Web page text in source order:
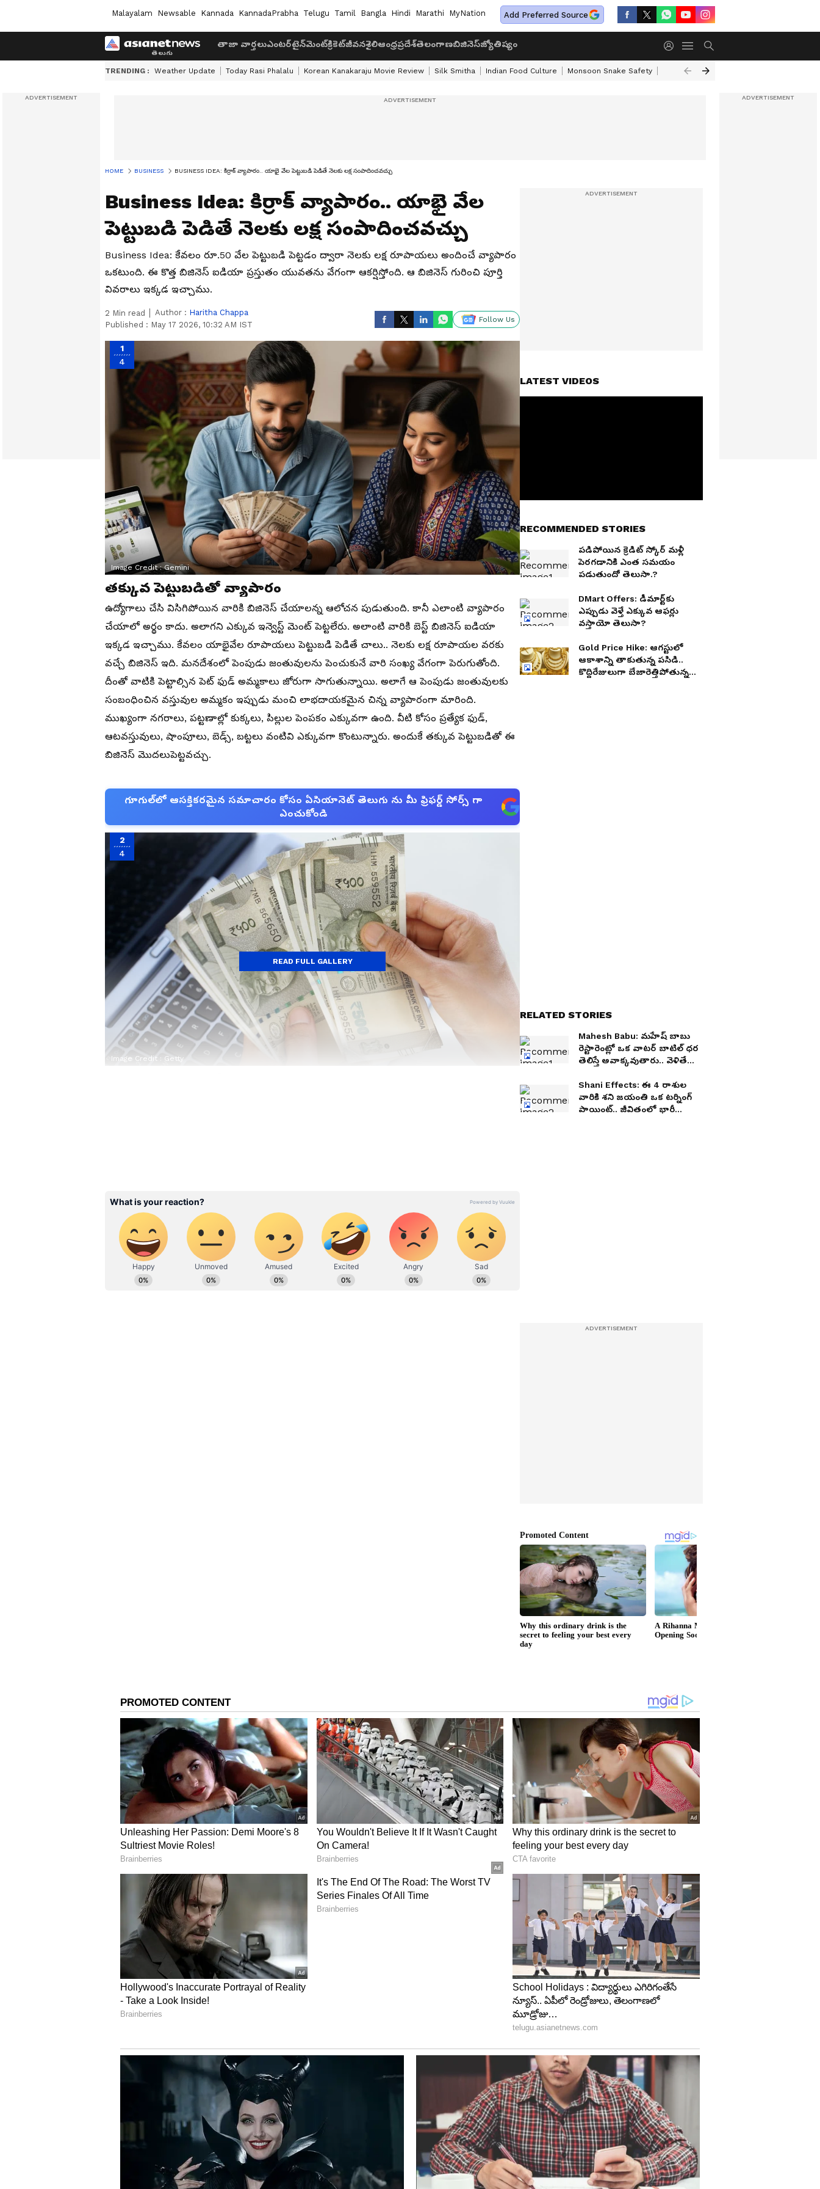
Malayalam Newsable Kannada KannadaPrabha Telugu Tamil Bangla Hindi Marathi MyNation Add Preferred Source
తాజా వార్తలుఎంటర్‌టైన్‌మెంట్క్రికెట్జీవనశైలిఆంధ్రప్రదేశ్తెలంగాణబిజినెస్జ్యోతిష్యం
TRENDING : Weather Update Today Rasi Phalalu Korean Kanakaraju Movie Review Silk Smitha Indian Food Culture Monsoon Snake Safety Akkineni Nageswara Rao
HOME BUSINESS BUSINESS IDEA: కిర్రాక్ వ్యాపారం.. యాభై వేల పెట్టుబడి పెడితే నెలకు లక్ష సంపాదించవచ్చు
Business Idea: కిర్రాక్ వ్యాపారం.. యాభై వేల
పెట్టుబడి పెడితే నెలకు లక్ష సంపాదించవచ్చు
Business Idea: కేవలం రూ.50 వేల పెట్టుబడి పెట్టడం ద్వారా నెలకు లక్ష రూపాయలు అందించే వ్యాపారం
ఒకటుంది. ఈ కొత్త బిజినెస్ ఐడియా ప్రస్తుతం యువతను వేగంగా ఆకర్షిస్తోంది. ఆ బిజినెస్ గురించి పూర్తి
వివరాలు ఇక్కడ ఇచ్చాము.
2 Min read Author : Haritha Chappa
Published : May 17 2026, 10:32 AM IST
Follow Us
1
4
Image Credit :Gemini
తక్కువ పెట్టుబడితో వ్యాపారం
ఉద్యోగాలు చేసి విసిగిపోయిన వారికి బిజినెస్ చేయాలన్న ఆలోచన పుడుతుంది. కానీ ఎలాంటి వ్యాపారం
చేయాలో అర్థం కాదు. అలాగని ఎక్కువ ఇన్వెస్ట్ మెంట్ పెట్టలేరు. అలాంటి వారికి బెస్ట్ బిజినెస్ ఐడియా
ఇక్కడ ఇచ్చాము. కేవలం యాభైవేల రూపాయలు పెట్టుబడి పెడితే చాలు.. నెలకు లక్ష రూపాయల వరకు
వచ్చే బిజినెస్ ఇది. మనదేశంలో పెంపుడు జంతువులను పెంచుకునే వారి సంఖ్య వేగంగా పెరుగుతోంది.
దీంతో వాటికి పెట్టాల్సిన పెట్ ఫుడ్ అమ్మకాలు జోరుగా సాగుతున్నాయి. అలాగే ఆ పెంపుడు జంతువులకు
సంబంధించిన వస్తువుల అమ్మకం ఇప్పుడు మంచి లాభదాయకమైన చిన్న వ్యాపారంగా మారింది.
ముఖ్యంగా నగరాలు, పట్టణాల్లో కుక్కలు, పిల్లుల పెంపకం ఎక్కువగా ఉంది. వీటి కోసం ప్రత్యేక ఫుడ్,
ఆటవస్తువులు, షాంపూలు, బెడ్స్, బట్టలు వంటివి ఎక్కువగా కొంటున్నారు. అందుకే తక్కువ పెట్టుబడితో ఈ
బిజినెస్ మొదలుపెట్టవచ్చు.
గూగుల్‌లో ఆసక్తికరమైన సమాచారం కోసం ఏసియానెట్ తెలుగు ను మీ ఫ్రిఫర్డ్ సోర్స్ గా
ఎంచుకోండి
2
4
Image Credit : Getty
Related Articles
Mahesh Babu: మహేష్ బాబు
రెస్టారెంట్లో ఒక వాటర్ బాటిల్ ధర
తెలిస్తే అవాక్కవుతారు.. వెళితే
తినకుండా వచ్చేసేలా రేట్లు
Shani Effects: ఈ 4 రాశుల వారికి
శని జయంతి ఒక టర్నింగ్
పాయింట్.. జీవితంలో భారీ
మార్పులు
అమ్మకాన్ని విస్తరించవచ్చు. అదనంగా, పెట్ గ్రూమింగ్, హోమ్ డెలివరీ సేవలను కూడా అందిస్తే ఆదాయం
మరింత పెరుగుతుంది.
Image Credit :AI Meta
ఎంత లాభం వస్తుంది?
ఈ వ్యాపారంలో లాభాలు అధికంగానే ఉంటాయి. 20 శాతం నుంచి 50 శాతం వరకు లాభాలు ఉంటాయి.
READ FULL GALLERY
LATEST VIDEOS
RECOMMENDED STORIES
ప‌డిపోయిన క్రెడిట్ స్కోర్ మ‌ళ్లీ
పెర‌గ‌డానికి ఎంత స‌మ‌యం
ప‌డుతుందో తెలుసా.?
DMart Offers: డీమార్ట్‌కు
ఎప్పుడు వెళ్తే ఎక్కువ ఆఫర్లు
వస్తాయో తెలుసా?
Gold Price Hike: ఆగస్టులో
ఆకాశాన్ని తాకుతున్న పసిడి..
కొద్దిరేజులుగా బేజారెత్తిపోతున్న
RELATED STORIES
Mahesh Babu: మహేష్ బాబు
రెస్టారెంట్లో ఒక వాటర్ బాటిల్ ధర
తెలిస్తే అవాక్కవుతారు.. వెళితే
Shani Effects: ఈ 4 రాశుల
వారికి శని జయంతి ఒక టర్నింగ్
పాయింట్.. జీవితంలో భారీ